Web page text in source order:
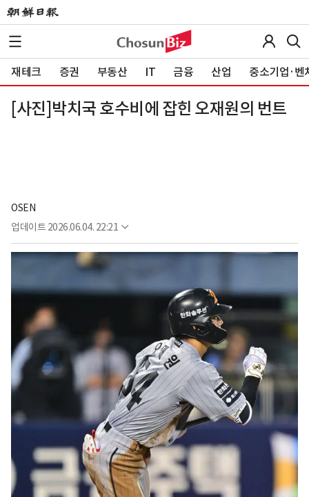
재테크 증권 부동산 IT 금융 산업 중소기업·벤
[사진]박치국 호수비에 잡힌 오재원의 번트
OSEN
업데이트 2026.06.04. 22:21